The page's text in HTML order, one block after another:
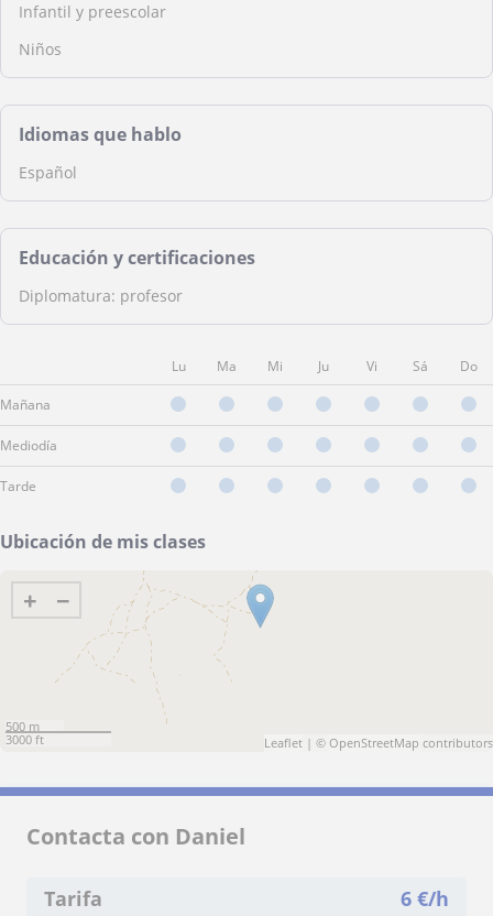
Infantil y preescolar
Niños
Idiomas que hablo
Español
Educación y certificaciones
Diplomatura: profesor
Lu Ma Mi Ju Vi Sá Do
Mañana
Mediodía
Tarde
Ubicación de mis clases
+ −
500 m
3000 ft
Leaflet | © OpenStreetMap contributors
Contacta con Daniel
Tarifa 6 €/h